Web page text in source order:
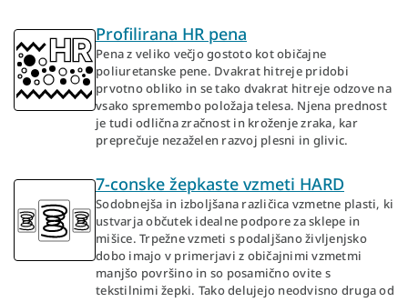
Profilirana HR pena
Pena z veliko večjo gostoto kot običajne
poliuretanske pene. Dvakrat hitreje pridobi
prvotno obliko in se tako dvakrat hitreje odzove na
vsako spremembo položaja telesa. Njena prednost
je tudi odlična zračnost in kroženje zraka, kar
preprečuje nezaželen razvoj plesni in glivic.
7-conske žepkaste vzmeti HARD
Sodobnejša in izboljšana različica vzmetne plasti, ki
ustvarja občutek idealne podpore za sklepe in
mišice. Trpežne vzmeti s podaljšano življenjsko
dobo imajo v primerjavi z običajnimi vzmetmi
manjšo površino in so posamično ovite s
tekstilnimi žepki. Tako delujejo neodvisno druga od